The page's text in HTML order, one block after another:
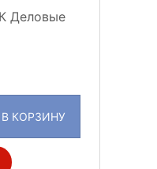
Деловые
В КОРЗИНУ